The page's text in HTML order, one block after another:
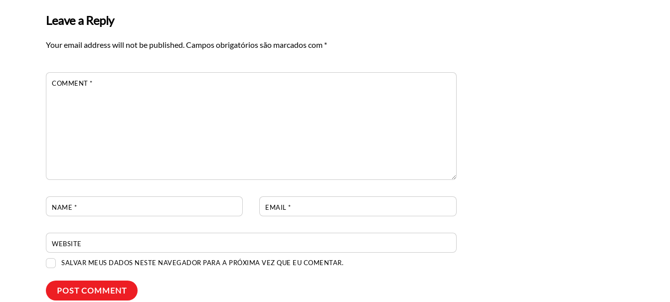
Leave a Reply
Your email address will not be published.Campos obrigatórios são marcados com *
COMMENT*
NAME * EMAIL*
WEBSITE
SALVAR MEUS DADOS NESTE NAVEGADOR PARA A PRÓXIMA VEZ QUE EU COMENTAR.